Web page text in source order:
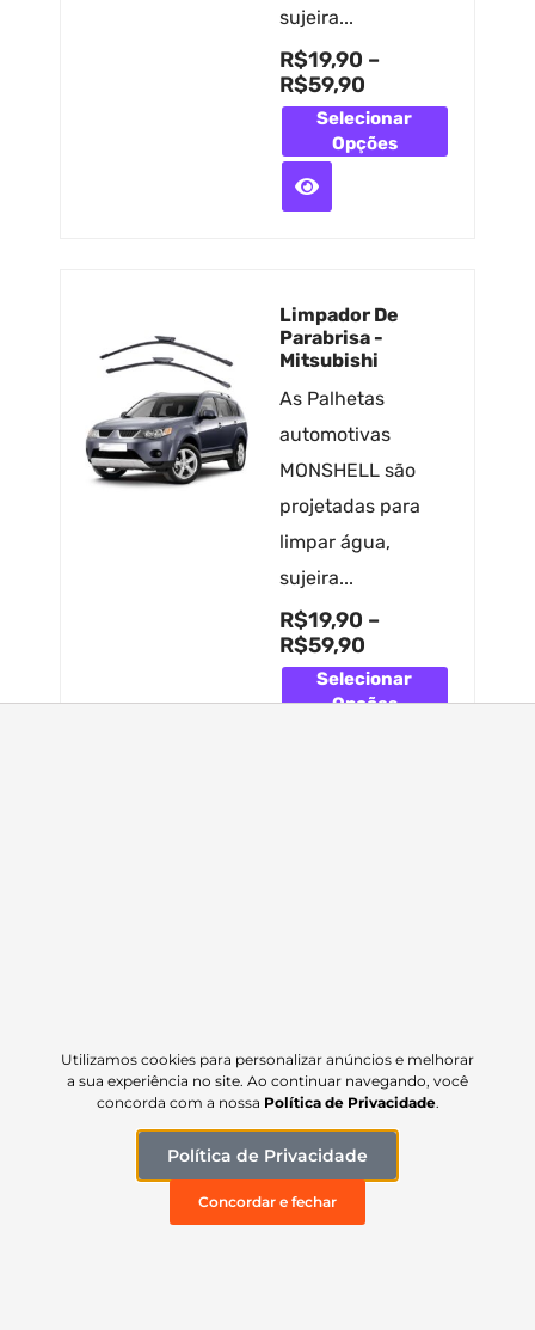
sujeira...
R$19,90 –
R$59,90
Selecionar
Opções
Limpador De
Parabrisa -
Mitsubishi
As Palhetas
automotivas
MONSHELL são
projetadas para
limpar água,
sujeira...
R$19,90 –
R$59,90
Selecionar
Opções
(35) 99137-4429
(35) 99140-2475
NAVEGAÇÃO
Início
Linha Prime
Utilizamos cookies para personalizar anúncios e melhorar
a sua experiência no site. Ao continuar navegando, você
concorda com a nossa Política de Privacidade.
Política de Privacidade
Concordar e fechar